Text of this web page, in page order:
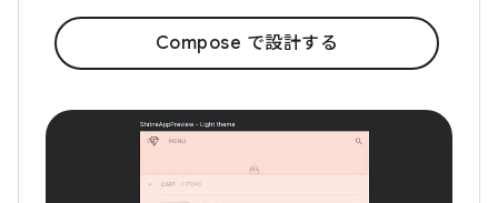
Compose で設計する